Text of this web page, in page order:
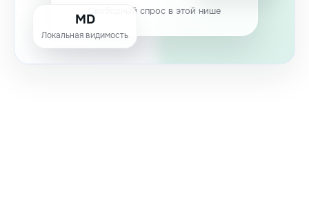
Свободный спрос в этой нише
MD
Локальная видимость